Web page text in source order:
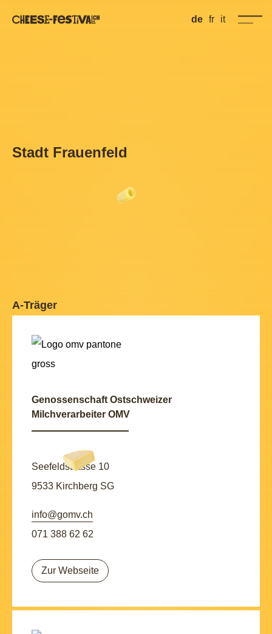
de fr it
Stadt Frauenfeld
A-Träger
Genossenschaft Ostschweizer
Milchverarbeiter OMV
Seefeldstrasse 10
9533 Kirchberg SG
info@gomv.ch
071 388 62 62
Zur Webseite